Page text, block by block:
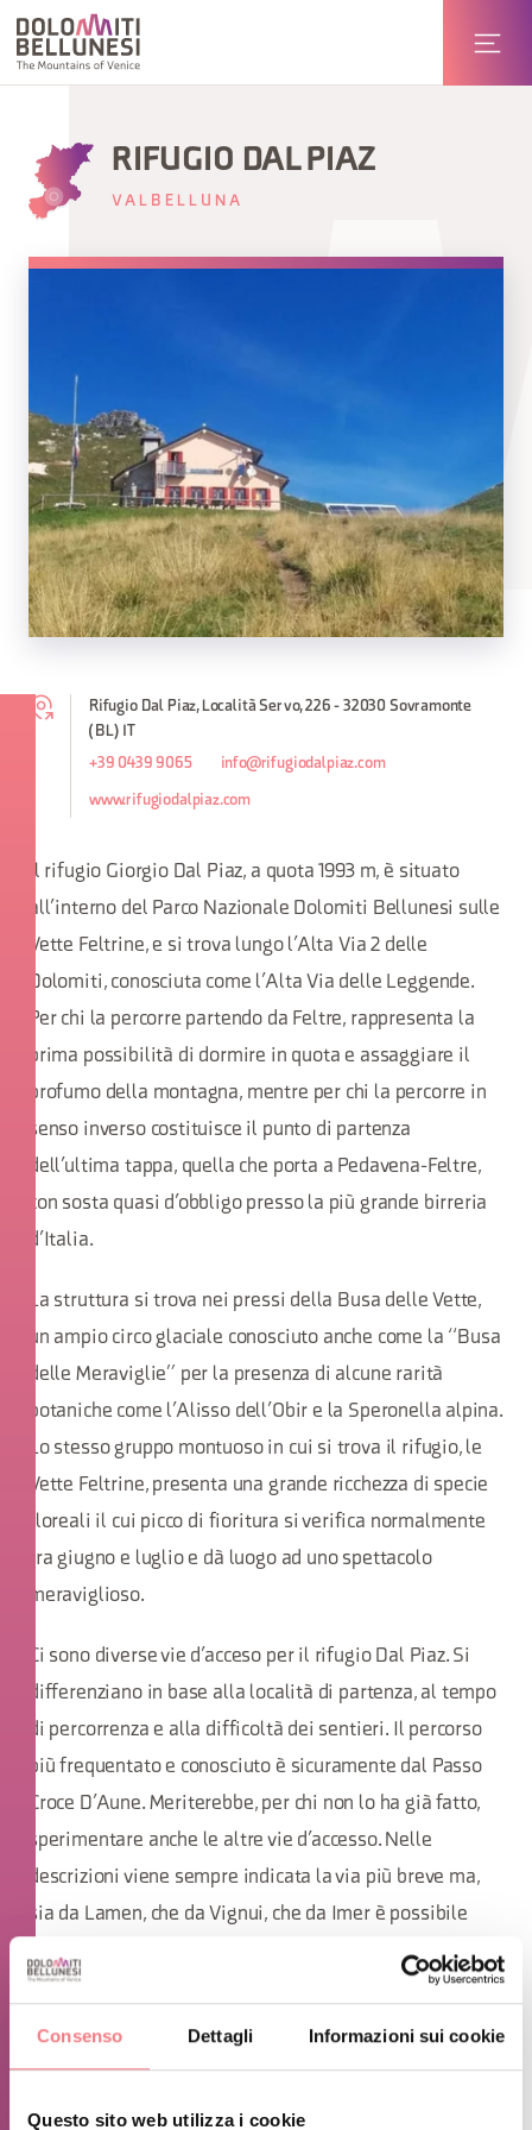
Consenso Dettagli Informazioni sui cookie
Questo sito web utilizza i cookie
RIFUGIO DAL PIAZ
VALBELLUNA
Rifugio Dal Piaz, Località Servo, 226 - 32030 Sovramonte
(BL) IT
+39 0439 9065 info@rifugiodalpiaz.com
www.rifugiodalpiaz.com
Il rifugio Giorgio Dal Piaz, a quota 1993 m, è situato
all’interno del Parco Nazionale Dolomiti Bellunesi sulle
Vette Feltrine, e si trova lungo l’Alta Via 2 delle
Dolomiti, conosciuta come l’Alta Via delle Leggende.
Per chi la percorre partendo da Feltre, rappresenta la
prima possibilità di dormire in quota e assaggiare il
profumo della montagna, mentre per chi la percorre in
senso inverso costituisce il punto di partenza
dell’ultima tappa, quella che porta a Pedavena-Feltre,
con sosta quasi d’obbligo presso la più grande birreria
d’Italia.
La struttura si trova nei pressi della Busa delle Vette,
un ampio circo glaciale conosciuto anche come la “Busa
delle Meraviglie” per la presenza di alcune rarità
botaniche come l’Alisso dell’Obir e la Speronella alpina.
Lo stesso gruppo montuoso in cui si trova il rifugio, le
Vette Feltrine, presenta una grande ricchezza di specie
floreali il cui picco di fioritura si verifica normalmente
tra giugno e luglio e dà luogo ad uno spettacolo
meraviglioso.
Ci sono diverse vie d’acceso per il rifugio Dal Piaz. Si
differenziano in base alla località di partenza, al tempo
di percorrenza e alla difficoltà dei sentieri. Il percorso
più frequentato e conosciuto è sicuramente dal Passo
Croce D’Aune. Meriterebbe, per chi non lo ha già fatto,
sperimentare anche le altre vie d’accesso. Nelle
descrizioni viene sempre indicata la via più breve ma,
sia da Lamen, che da Vignui, che da Imer è possibile
effettuare delle varianti indicate sulle cartine
topografiche. Ecco perchè è INDISPENSABILE avere
sempre con sè una cartina topografica della zona che si
A voi quindi la scelta del percorso per venirci a trovare!